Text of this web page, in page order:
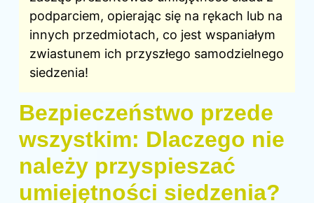
podparciem, opierając się na rękach lub na
innych przedmiotach, co jest wspaniałym
zwiastunem ich przyszłego samodzielnego
siedzenia!
Bezpieczeństwo przede
wszystkim: Dlaczego nie
należy przyspieszać
umiejętności siedzenia?